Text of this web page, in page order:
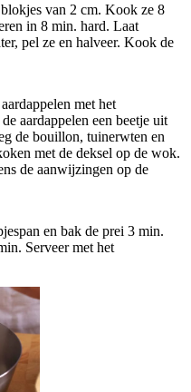
van 2 cm. Kook ze 8
in 8 min. hard. Laat
pel ze en halveer. Kook de
met het
aardappelen een beetje uit
de bouillon, tuinerwten en
met de deksel op de wok.
de aanwijzingen op de
en bak de prei 3 min.
Serveer met het